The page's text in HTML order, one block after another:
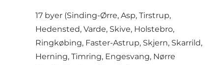
17 byer (Sinding-Ørre, Asp, Tirstrup,
Hedensted, Varde, Skive, Holstebro,
Ringkøbing, Faster-Astrup, Skjern, Skarrild,
Herning, Timring, Engesvang, Nørre